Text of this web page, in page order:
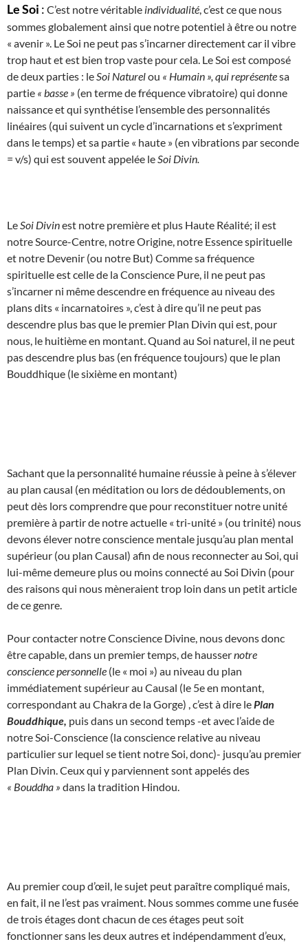
Le Soi : C’est notre véritable individualité , c’est ce que nous
sommes globalement ainsi que notre potentiel à être ou notre
« avenir ». Le Soi ne peut pas s’incarner directement car il vibre
trop haut et est bien trop vaste pour cela. Le Soi est composé
de deux parties : le Soi Naturelou « Humain », qui représentesa
partie « basse » (en terme de fréquence vibratoire) qui donne
naissance et qui synthétise l’ensemble des personnalités
linéaires (qui suivent un cycle d’incarnations et s’expriment
dans le temps) et sa partie « haute » (en vibrations par seconde
= v/s) qui est souvent appelée le Soi Divin.
Le Soi Divinest notre première et plus Haute Réalité; il est
notre Source-Centre, notre Origine, notre Essence spirituelle
et notre Devenir (ou notre But) Comme sa fréquence
spirituelle est celle de la Conscience Pure, il ne peut pas
s’incarner ni même descendre en fréquence au niveau des
plans dits « incarnatoires », c’est à dire qu’il ne peut pas
descendre plus bas que le premier Plan Divin qui est, pour
nous, le huitième en montant. Quand au Soi naturel, il ne peut
pas descendre plus bas (en fréquence toujours) que le plan
Bouddhique (le sixième en montant)
Sachant que la personnalité humaine réussie à peine à s’élever
au plan causal (en méditation ou lors de dédoublements, on
peut dès lors comprendre que pour reconstituer notre unité
première à partir de notre actuelle « tri-unité » (ou trinité) nous
devons élever notre conscience mentale jusqu’au plan mental
supérieur (ou plan Causal) afin de nous reconnecter au Soi, qui
lui-même demeure plus ou moins connecté au Soi Divin (pour
des raisons qui nous mèneraient trop loin dans un petit article
de ce genre.
Pour contacter notre Conscience Divine, nous devons donc
être capable, dans un premier temps, de haussernotre
conscience personnelle (le « moi ») au niveau du plan
immédiatement supérieur au Causal (le 5e en montant,
correspondant au Chakra de la Gorge) , c’est à dire le Plan
Bouddhique, puis dans un second temps -et avec l’aide de
notre Soi-Conscience (la conscience relative au niveau
particulier sur lequel se tient notre Soi, donc)- jusqu’au premier
Plan Divin. Ceux qui y parviennent sont appelés des
« Bouddha » dans la tradition Hindou.
Au premier coup d’œil, le sujet peut paraître compliqué mais,
en fait, il ne l’est pas vraiment. Nous sommes comme une fusée
de trois étages dont chacun de ces étages peut soit
fonctionner sans les deux autres et indépendamment d’eux,